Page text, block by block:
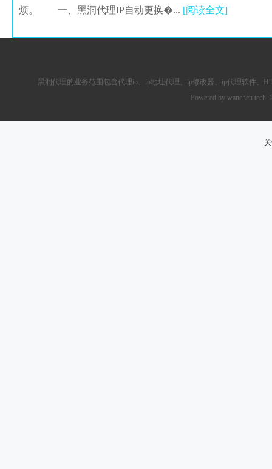
烦。 一、黑洞代理IP自动更换�... [阅读全文]
黑洞代理的业务范围包含代理ip 、ip地址代理、ip修改器、 ip代理软件
Powered by wanchen